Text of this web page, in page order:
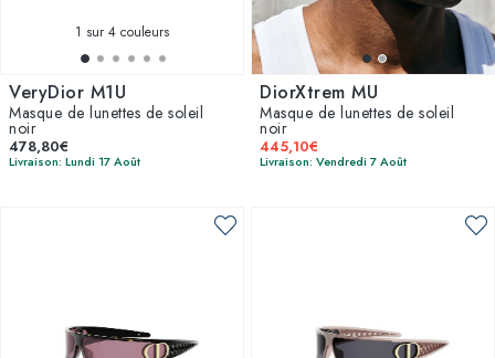
1 sur 4 couleurs
VeryDior M1U
Masque de lunettes de soleil
noir
478,80€
Livraison: Lundi 17 Août
DiorXtrem MU
Masque de lunettes de soleil
noir
445,10€
Livraison: Vendredi 7 Août